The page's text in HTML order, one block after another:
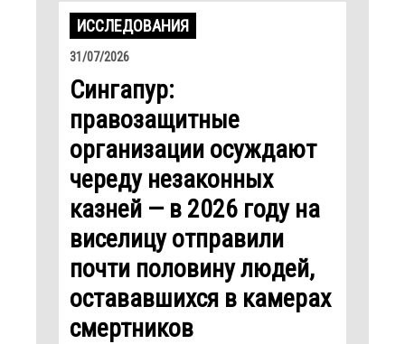
ИССЛЕДОВАНИЯ
31/07/2026
Cингапур:
правозащитные
организации осуждают
череду незаконных
казней — в 2026 году на
виселицу отправили
почти половину людей,
остававшихся в камерах
смертников